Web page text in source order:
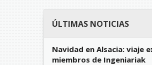
ÚLTIMAS NOTICIAS
Navidad en Alsacia: viaje
miembros de Ingeniariak